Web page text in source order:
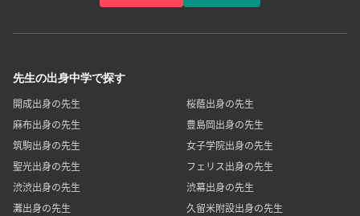
先生の出身中学で探す
開成出身の先生
桜蔭出身の先生
麻布出身の先生
豊島岡出身の先生
筑駒出身の先生
女子学院出身の先生
聖光出身の先生
フェリス出身の先生
渋渋出身の先生
渋幕出身の先生
灘出身の先生
久留米附設出身の先生